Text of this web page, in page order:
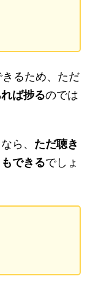
るため、ただ
ば捗るのでは
ら、 ただ聴き
できるでしょ